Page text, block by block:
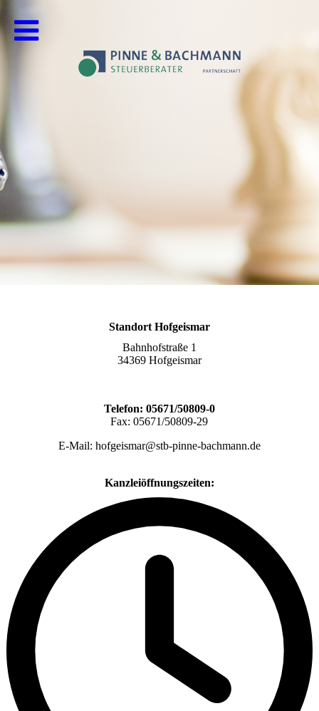
Standort Hofgeismar
Bahnhofstraße 1
34369 Hofgeismar
Telefon: 05671/50809-0
Fax: 05671/50809-29
E-Mail: hofgeismar@stb-pinne-bachmann.de
Kanzleiöffnungszeiten: